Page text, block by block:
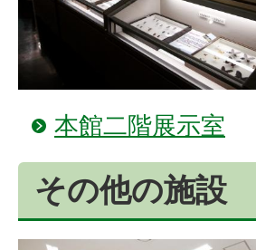
本館二階展示室
その他の施設